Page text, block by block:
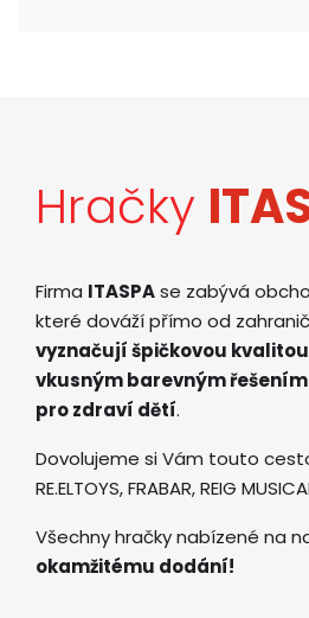
Hračky
Firma ITASPAse zabývá
které dováží přímo od
vyznačují špičkovou
vkusným barevným
pro zdraví dětí.
Dovolujeme si Vám touto
RE.ELTOYS, FRABAR, REIG
Všechny hračky nabízené na
okamžitému dodání!